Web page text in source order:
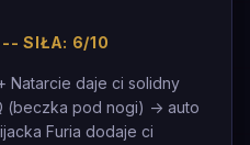
-- SIŁA: 6/10
Natarcie daje ci solidny
(beczka pod nogi) -> auto
Furia dodaje ci